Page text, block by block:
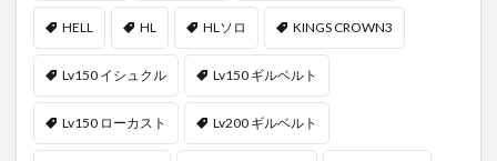
HELL HL HLソロ KINGS CROWN3
Lv150 イシュクル Lv150 ギルベルト
Lv150 ローカスト Lv200 ギルベルト